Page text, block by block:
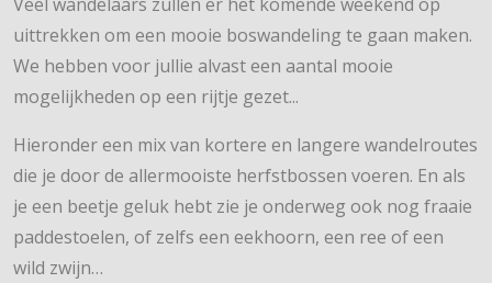
uittrekken om een mooie boswandeling te gaan maken.
We hebben voor jullie alvast een aantal mooie
mogelijkheden op een rijtje gezet...
Hieronder een mix van kortere en langere wandelroutes
die je door de allermooiste herfstbossen voeren. En als
je een beetje geluk hebt zie je onderweg ook nog fraaie
paddestoelen, of zelfs een eekhoorn, een ree of een
wild zwijn…